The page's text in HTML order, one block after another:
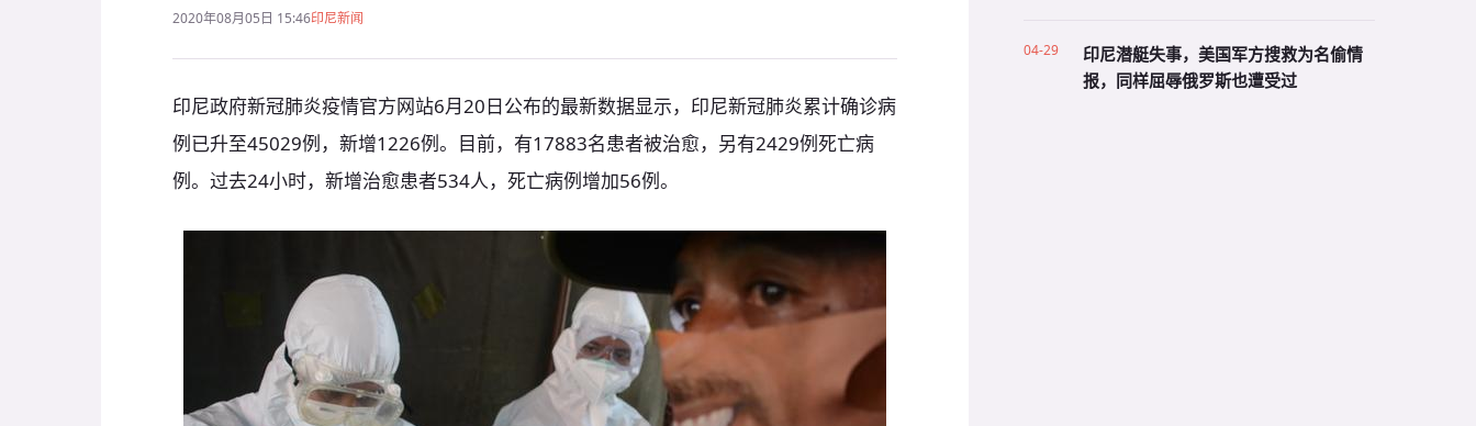
2020年08月05日 15:46印尼新闻
印尼政府新冠肺炎疫情官方网站6月20日公布的最新数据显示，印尼新冠肺炎累计确诊病
例已升至45029例，新增1226例。目前，有17883名患者被治愈，另有2429例死亡病
例。过去24小时，新增治愈患者534人，死亡病例增加56例。
04-29
印尼潜艇失事，美国军方搜救为名偷情
报，同样屈辱俄罗斯也遭受过